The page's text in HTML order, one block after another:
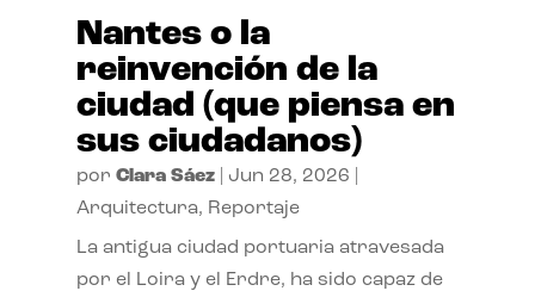
Nantes o la
reinvención de la
ciudad (que piensa en
sus ciudadanos)
por Clara Sáez| Jun 28, 2026
Arquitectura, Reportaje
La antigua ciudad portuaria atravesada
por el Loira y el Erdre, ha sido capaz de